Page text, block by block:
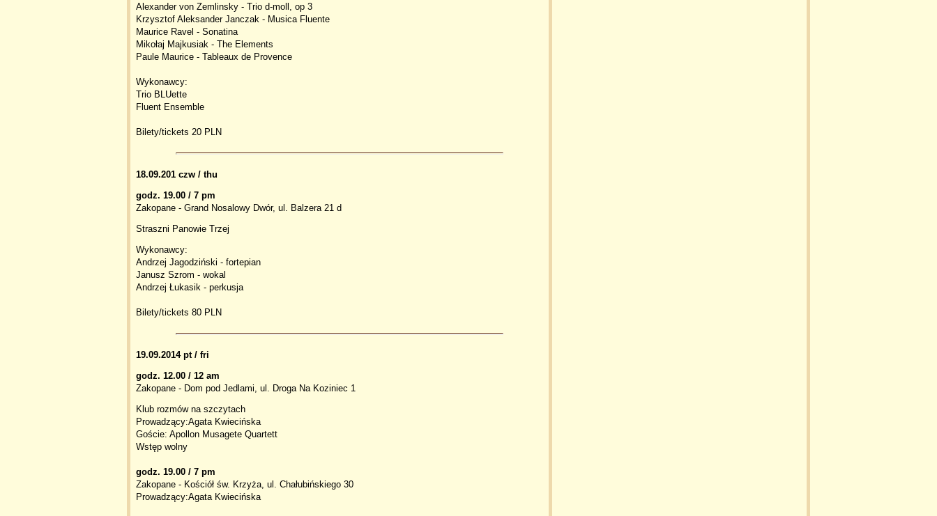
Alexander von Zemlinsky - Trio d-moll, op 3
Krzysztof Aleksander Janczak - Musica Fluente
Maurice Ravel - Sonatina
Mikołaj Majkusiak - The Elements
Paule Maurice - Tableaux de Provence
Wykonawcy:
Trio BLUette
Fluent Ensemble
Bilety/tickets 20 PLN
18.09.201 czw / thu
godz. 19.00 / 7 pm
Zakopane - Grand Nosalowy Dwór, ul. Balzera 21 d
Straszni Panowie Trzej
Wykonawcy:
Andrzej Jagodziński - fortepian
Janusz Szrom - wokal
Andrzej Łukasik - perkusja
Bilety/tickets 80 PLN
19.09.2014 pt / fri
godz. 12.00 / 12 am
Zakopane - Dom pod Jedlami, ul. Droga Na Koziniec 1
Klub rozmów na szczytach
Prowadzący:Agata Kwiecińska
Goście: Apollon Musagete Quartett
Wstęp wolny
godz. 19.00 / 7 pm
Zakopane - Kościół św. Krzyża, ul. Chałubińskiego 30
Prowadzący:Agata Kwiecińska